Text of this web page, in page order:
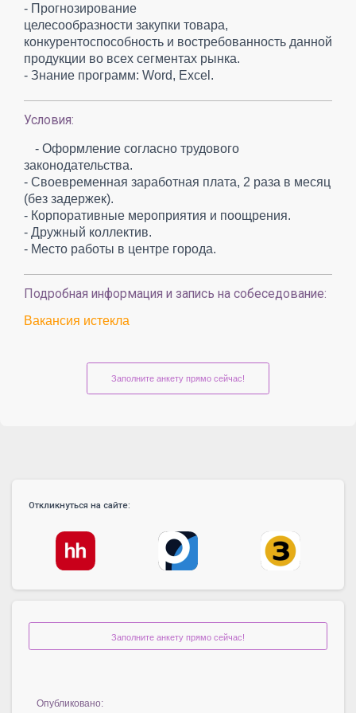
- Прогнозирование
целесообразности закупки товара,
конкурентоспособность и востребованность данной
продукции во всех сегментах рынка.
- Знание программ: Word, Excel.
Условия:
- Оформление согласно трудового
законодательства.
- Своевременная заработная плата, 2 раза в месяц
(без задержек).
- Корпоративные мероприятия и поощрения.
- Дружный коллектив.
- Место работы в центре города.
Подробная информация и запись на собеседование:
Вакансия истекла
Заполните анкету прямо сейчас!
Откликнуться на сайте:
Заполните анкету прямо сейчас!
Опубликовано: